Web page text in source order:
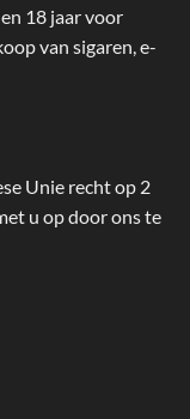
18 jaar voor
van sigaren, e-
Unie recht op 2
u op door ons te